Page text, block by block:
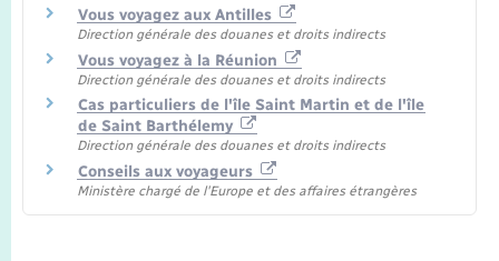
Vous voyagez aux Antilles
Direction générale des douanes et droits indirects
Vous voyagez à la Réunion
Direction générale des douanes et droits indirects
Cas particuliers de l'île Saint Martin et de l'île
de Saint Barthélemy
Direction générale des douanes et droits indirects
Conseils aux voyageurs
Ministère chargé de l'Europe et des affaires étrangères